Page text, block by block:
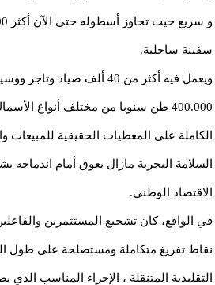
سفينة ساحلية.
ويعمل فيه أكثر من 40 ألف
400.000 طن سنويا من مختلف أنواع
الكاملة على المعطيات الحقيقية للمبيعات
السلامة البحرية مازال يعوق أمام
الاقتصاد الوطني.
في الواقع، كان تشجيع المستثمرين
نقاط تفريغ متكاملة ومستصلحة على طول
التقليدية المتنقلة ، الإجراء المناسب